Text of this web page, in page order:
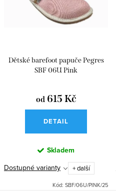
u
o
Dětské barefoot papuče Pegres
SBF 06U Pink
od615 Kč
DETAIL
Skladem
Dostupné varianty + další
Kód: SBF/06U/PINK/25